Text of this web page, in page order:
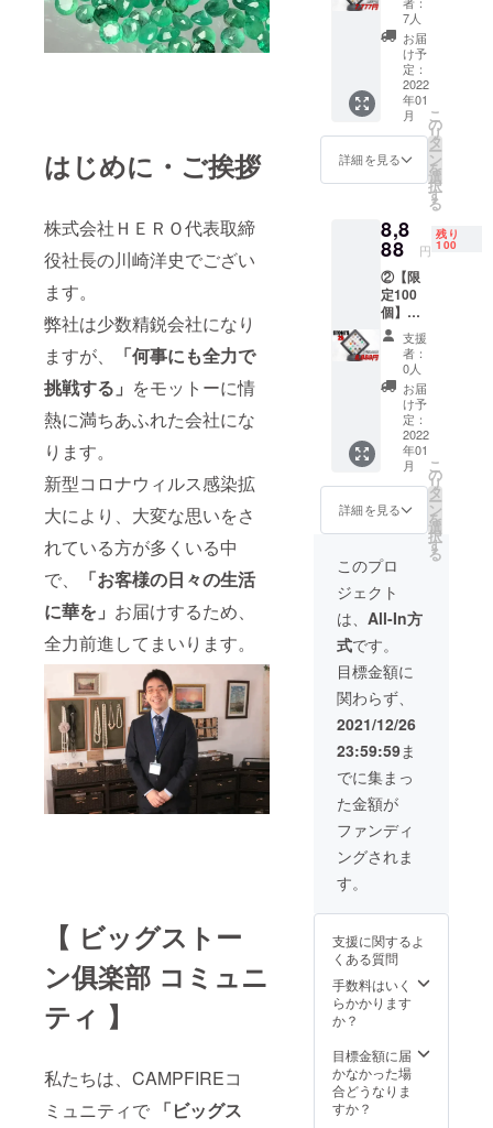
はじめに・ご挨拶
株式会社ＨＥＲＯ代表取締
役社長の川崎洋史でござい
ます。
弊社は少数精鋭会社になり
ますが、
「何事にも全力で
挑戦する」 をモットーに情
熱に満ちあふれた会社にな
ります。
新型コロナウィルス感染拡
大により、大変な思いをさ
れている方が多くいる中
で、
「お客様の日々の生活
に華を」 お届けするため、
全力前進してまいります。
【 ビッグストー
ン俱楽部 コミュニ
ティ 】
私たちは、CAMPFIREコ
ミュニティで 「ビッグス
25」
CAMPF
IREだけ
の超特
別価格
【早期
割引】
7,777円
「STON
E'S
25」
ンダム
で選ば
れた
8mmの
宝石
ルース
25個を
詰め合
わせ
パック
です。
リター
ン発送
時に
は、宝
石名・
産地情
ト名を
記載し
たメモ
を付属
いたし
ます
（一部
産地が
記載さ
れない
ストー
ンもご
ざいま
す） ※
ルース
ケース
代・送
料代・
となり
※商品写
真はサ
ンプル
になり
合いな
どリク
エスト
7人
お届
け予
定：
2022
年01
月
詳細を見る
こ
の
リ
タ
ー
ン
を
選
択
す
る
8,8
88 円
残り
100
②【限
定100
個】
「STON
E'S
25」
CAMPF
IREだけ
の超特
別価格
8,888円
「STON
E'S
25」
は、ラ
ンダム
で選ば
れた
8mmの
宝石
ルース
25個を
詰め合
わせ
パック
です。
リター
ン発送
時に
は、宝
石名・
産地情
報・宝
石カッ
たメモ
いたし
ます
（一部
産地が
記載さ
ストー
ンもご
ざいま
す） ※
支援
者：
0人
お届
け予
定：
2022
年01
月
詳細を見る
こ
の
リ
タ
ー
ン
を
選
択
す
る
このプロ
ジェクト
は、 All-In方
式です。
目標金額に
関わらず、
2021/12/26
23:59:59ま
でに集まっ
た金額が
ファンディ
ングされま
す。
支援に関するよ
くある質問
手数料はいく
らかかります
か？
目標金額に届
かなかった場
合どうなりま
すか？